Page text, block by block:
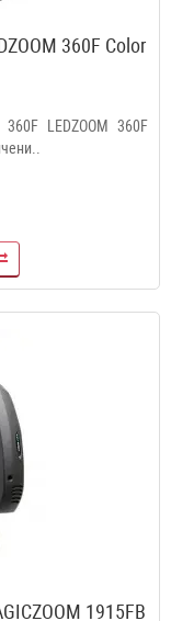
360F Color
LEDZOOM 360F
1915FB